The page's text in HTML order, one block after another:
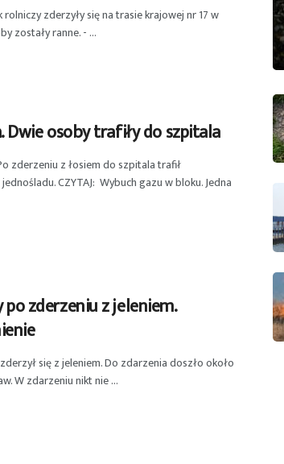
zderzyły się na trasie krajowej nr 17 w
zostały ranne. - ...
Dwie osoby trafiły do szpitala
zderzeniu z łosiem do szpitala trafił
CZYTAJ: Wybuch gazu w bloku. Jedna
zderzeniu z jeleniem.
się z jeleniem. Do zdarzenia doszło około
W zdarzeniu nikt nie ...